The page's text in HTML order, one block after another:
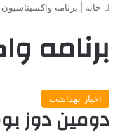
خانه برنامه واکسیناسیون
برنامه
اخبار بهداشت
دومین دوز